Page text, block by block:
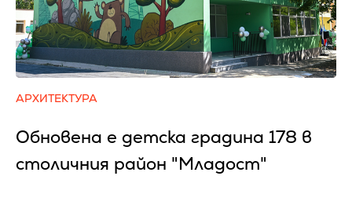
АРХИТЕКТУРА
Обновена е детска градина 178 в
столичния район "Младост"